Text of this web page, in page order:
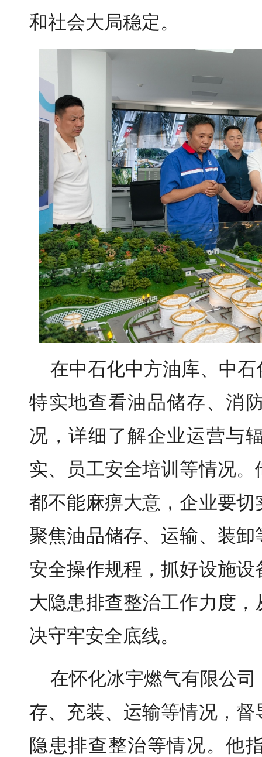
和社会大局稳定。
在中石化中方油库、中
特实地查看油品储存、消
况，详细了解企业运营与
实、员工安全培训等情况
都不能麻痹大意，企业要
聚焦油品储存、运输、装
安全操作规程，抓好设施
大隐患排查整治工作力度
决守牢安全底线。
在怀化冰宇燃气有限公
存、充装、运输等情况，
隐患排查整治等情况。他